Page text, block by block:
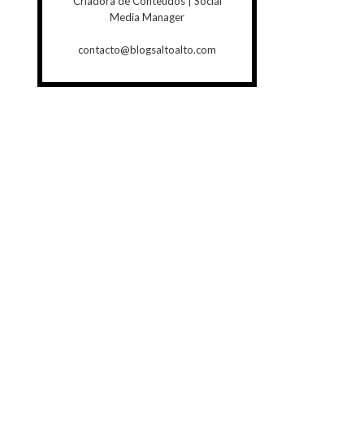
Media Manager
contacto@blogsaltoalto.com